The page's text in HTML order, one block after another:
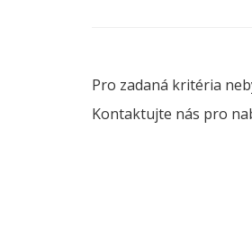
Pro zadaná kritéria
Kontaktujte nás pro